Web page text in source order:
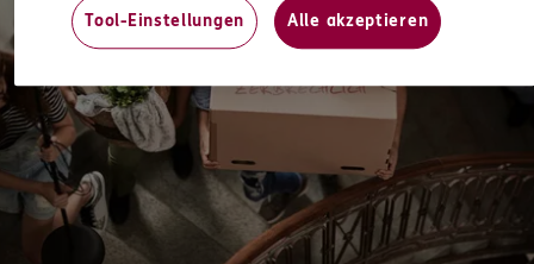
Diana Mietusch
Turmstr. 3,17098 Friedland(48.3 km)
Homepage besuchen
Johannes Mietusch
Turmstr. 3 ,17098 Friedland (48.3 km)
Homepage besuchen
Tool-Einstellungen Alle akzeptieren